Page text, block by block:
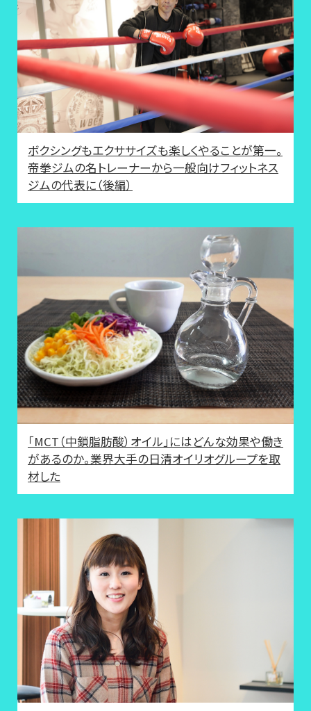
ボクシングもエクササイズも楽しくやることが第一。
帝拳ジムの名トレーナーから一般向けフィットネス
ジムの代表に（後編）
「MCT（中鎖脂肪酸）オイル」にはどんな効果や働き
があるのか。業界大手の日清オイリオグループを取
材した